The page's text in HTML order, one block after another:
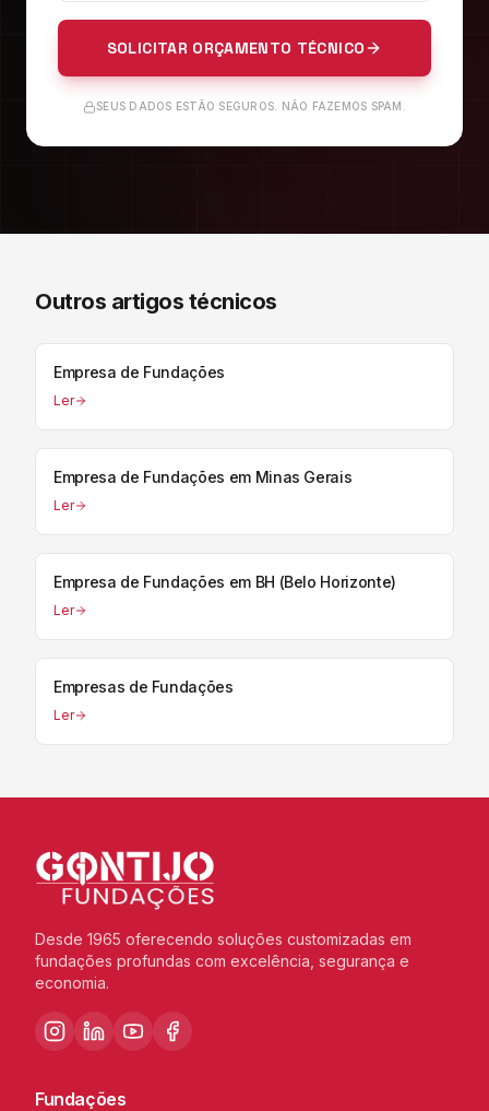
SOLICITAR ORÇAMENTO TÉCNICO
SEUS DADOS ESTÃO SEGUROS. NÃO FAZEMOS SPAM.
Outros artigos técnicos
Empresa de Fundações
Ler
Empresa de Fundações em Minas Gerais
Ler
Empresa de Fundações em BH (Belo Horizonte)
Ler
Empresas de Fundações
Ler
Desde 1965 oferecendo soluções customizadas em
fundações profundas com excelência, segurança e
economia.
Fundações